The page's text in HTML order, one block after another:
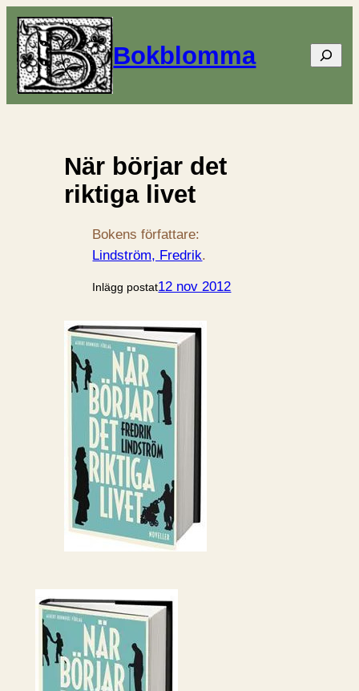
Bokblomma Sök
När börjar det
riktiga livet
Bokens författare:
Lindström, Fredrik.
Inlägg postat12 nov 2012